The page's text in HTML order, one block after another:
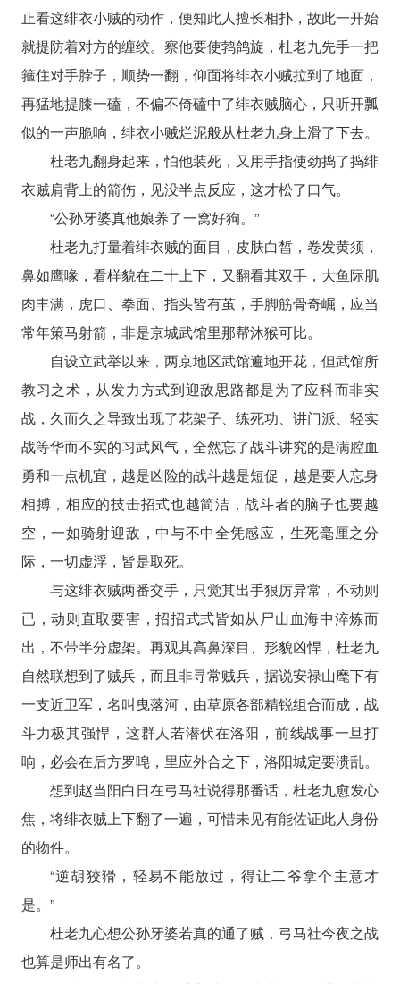
止看这绯衣小贼的动作，便知此人擅长相扑，故此一开始
就提防着对方的缠绞。察他要使鹁鸽旋，杜老九先手一把
箍住对手脖子，顺势一翻，仰面将绯衣小贼拉到了地面，
再猛地提膝一磕，不偏不倚磕中了绯衣贼脑心，只听开瓢
似的一声脆响，绯衣小贼烂泥般从杜老九身上滑了下去。
杜老九翻身起来，怕他装死，又用手指使劲捣了捣绯
衣贼肩背上的箭伤，见没半点反应，这才松了口气。
“公孙牙婆真他娘养了一窝好狗。”
杜老九打量着绯衣贼的面目，皮肤白皙，卷发黄须，
鼻如鹰喙，看样貌在二十上下，又翻看其双手，大鱼际肌
肉丰满，虎口、拳面、指头皆有茧，手脚筋骨奇崛，应当
常年策马射箭，非是京城武馆里那帮沐猴可比。
自设立武举以来，两京地区武馆遍地开花，但武馆所
教习之术，从发力方式到迎敌思路都是为了应科而非实
战，久而久之导致出现了花架子、练死功、讲门派、轻实
战等华而不实的习武风气，全然忘了战斗讲究的是满腔血
勇和一点机宜，越是凶险的战斗越是短促，越是要人忘身
相搏，相应的技击招式也越简洁，战斗者的脑子也要越
空，一如骑射迎敌，中与不中全凭感应，生死毫厘之分
际，一切虚浮，皆是取死。
与这绯衣贼两番交手，只觉其出手狠厉异常，不动则
已，动则直取要害，招招式式皆如从尸山血海中淬炼而
出，不带半分虚架。再观其高鼻深目、形貌凶悍，杜老九
自然联想到了贼兵，而且非寻常贼兵，据说安禄山麾下有
一支近卫军，名叫曳落河，由草原各部精锐组合而成，战
斗力极其强悍，这群人若潜伏在洛阳，前线战事一旦打
响，必会在后方罗唣，里应外合之下，洛阳城定要溃乱。
想到赵当阳白日在弓马社说得那番话，杜老九愈发心
焦，将绯衣贼上下翻了一遍，可惜未见有能佐证此人身份
的物件。
“逆胡狡猾，轻易不能放过，得让二爷拿个主意才
是。”
杜老九心想公孙牙婆若真的通了贼，弓马社今夜之战
也算是师出有名了。